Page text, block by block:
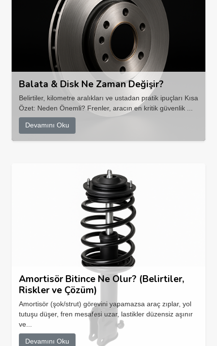
Balata & Disk Ne Zaman Değişir?
Belirtiler, kilometre aralıkları ve ustadan pratik ipuçları Kısa
Özet: Neden Önemli? Frenler, aracın en kritik güvenlik ...
Devamını Oku
Amortisör Bitince Ne Olur? (Belirtiler,
Riskler ve Çözüm)
Amortisör (şok/strut) görevini yapamazsa araç zıplar, yol
tutuşu düşer, fren mesafesi uzar, lastikler düzensiz aşınır
ve...
Devamını Oku